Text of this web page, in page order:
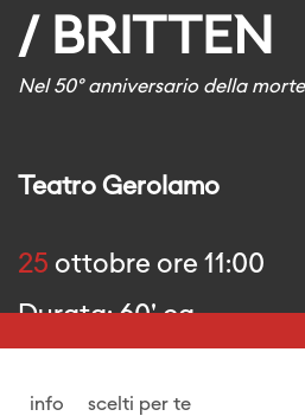
/ BRITTEN
Nel 50° anniversario della
Teatro Gerolamo
25 ottobre ore 11:00
Durata: 60' ca.
info scelti per te